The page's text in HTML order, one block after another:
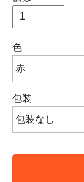
色
包装